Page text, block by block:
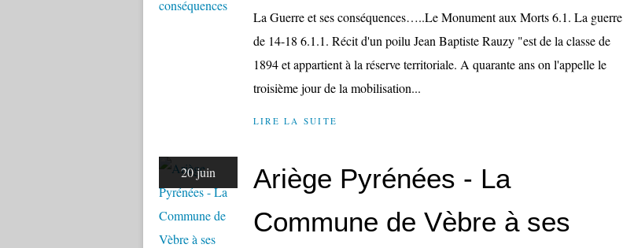
La Guerre et ses conséquences…..Le Monument aux Morts 6.1. La guerre
de 14-18 6.1.1. Récit d'un poilu Jean Baptiste Rauzy "est de la classe de
1894 et appartient à la réserve territoriale. A quarante ans on l'appelle le
troisième jour de la mobilisation...
LIRE LA SUITE
20 juin
Ariège Pyrénées - La
Commune de Vèbre à ses